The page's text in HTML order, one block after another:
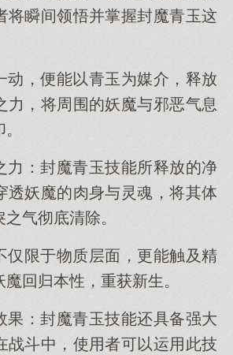
将瞬间领悟并掌握封魔青玉这
动，便能以青玉为媒介，释放
力，将周围的妖魔与邪恶气息
力：封魔青玉技能所释放的净
透妖魔的肉身与灵魂，将其体
气彻底清除。
仅限于物质层面，更能触及精
回归本性，重获新生。
果：封魔青玉技能还具备强大
战斗中，使用者可以运用此技